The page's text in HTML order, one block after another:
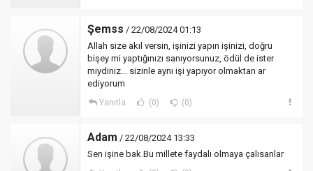
Şemss / 22/08/2024 01:13
Allah size akıl versin, işinizi yapın işinizi, doğru
bişey mi yaptığınızı sanıyorsunuz, ödül de ister
miydiniz... sizinle aynı işi yapıyor olmaktan ar
ediyorum
Yanıtla (0) (0)
Adam / 22/08/2024 13:33
Sen işine bak.Bu millete faydalı olmaya çalısanlar